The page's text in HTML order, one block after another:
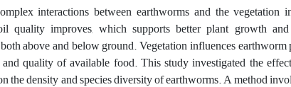
interactions between earthworms and the
quality improves, which supports better plant growth
above and below ground. Vegetation influences
quality of available food. This study investigated the
the density and species diversity of earthworms. A method